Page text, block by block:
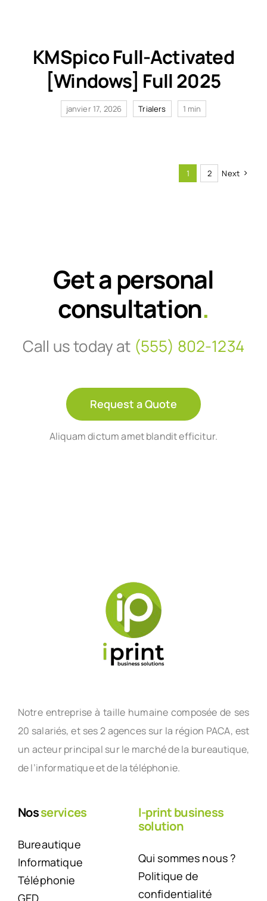
KMSpico Full-Activated
[Windows] Full 2025
janvier 17, 2026 Trialers 1 min
1 2 Next
Get a personal
consultation.
Call us today at (555) 802-1234
Request a Quote
Aliquam dictum amet blandit efficitur.
Notre entreprise à taille humaine composée de ses
20 salariés, et ses 2 agences sur la région PACA, est
un acteur principal sur le marché de la bureautique,
de l’informatique et de la téléphonie.
Nosservices
Bureautique
Informatique
Téléphonie
GED
I-print business
solution
Qui sommes nous ?
Politique de
confidentialité